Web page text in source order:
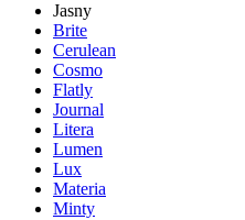
Jasny
Brite
Cerulean
Cosmo
Flatly
Journal
Litera
Lumen
Lux
Materia
Minty